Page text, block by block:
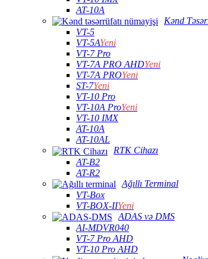
AT-10A
Kənd
VT-5
VT-5AYeni
VT-7 Pro
VT-7A PRO AHDYeni
VT-7A PROYeni
ST-7Yeni
VT-10 Pro
VT-10A ProYeni
VT-10 IMX
AT-10A
AT-10AL
RTK Cihazı
AT-B2
AT-R2
Ağıllı Terminal
VT-Box
VT-BOX-IIYeni
ADAS və DMS
AI-MDVR040
VT-7 Pro AHD
VT-10 Pro AHD